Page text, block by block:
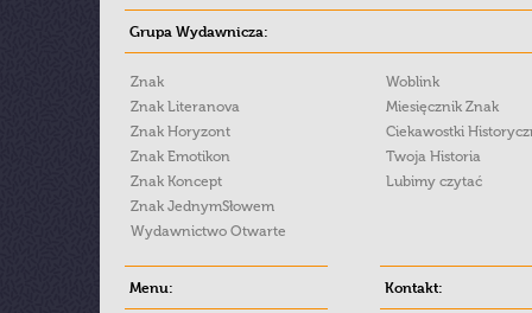
Grupa Wydawnicza:
Znak
Znak Literanova
Znak Horyzont
Znak Emotikon
Znak Koncept
Znak JednymSłowem
Wydawnictwo Otwarte
Woblink
Miesięcznik Znak
Ciekawostki
Twoja Historia
Lubimy czytać
Menu: Kontakt: